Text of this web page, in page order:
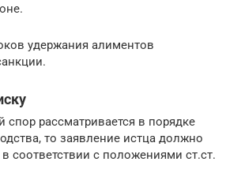
удержания алиментов
рассматривается в порядке
то заявление истца должно
соответствии с положениями ст.ст.